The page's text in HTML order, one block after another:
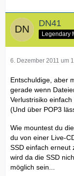
DN41
Legendary
6. Dezember 2011 um
Entschuldige, aber
gerade wenn
Verlustrisiko einfach
(Und über POP3
Wie mountest du
du von einer Live-
SSD einfach erneut
wird da die SSD
möglich sein...